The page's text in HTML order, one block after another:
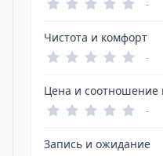
-
Чистота и комфорт
-
Цена и соотношение
-
Запись и ожидание